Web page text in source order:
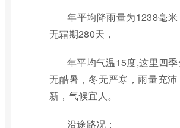
年平均降雨量为1238毫
无霜期280天，
年平均气温15度,这里四
无酷暑，冬无严寒，雨量充
新，气候宜人。
沿途路况：